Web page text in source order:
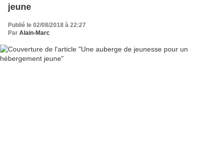
jeune
Publié le 02/08/2018 à 22:27
Par Alain-Marc